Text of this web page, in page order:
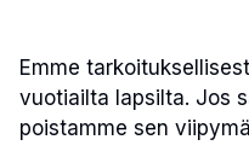
Emme
vuotiailta lapsilta. Jos
poistamme sen